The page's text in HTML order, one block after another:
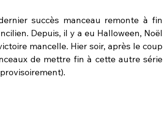
succès manceau remonte à fin
Depuis, il y a eu Halloween, Noël
mancelle. Hier soir, après le coup
de mettre fin à cette autre série